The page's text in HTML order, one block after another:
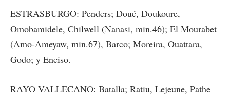
ESTRASBURGO: Penders; Doué, Doukoure,
Omobamidele, Chilwell (Nanasi, min.46); El Mourabet
(Amo-Ameyaw, min.67), Barco; Moreira, Ouattara,
Godo; y Enciso.
RAYO VALLECANO: Batalla; Ratiu, Lejeune, Pathe